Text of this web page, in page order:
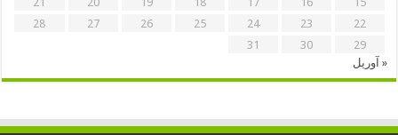
22
23
24
25
26
27
28
29
30
31
« آوریل